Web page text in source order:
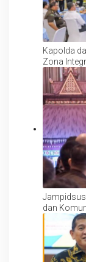
Kapolda
Zona
Berprestasi
Jampidsus
dan
Bidang